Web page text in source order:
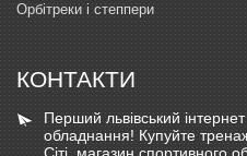
Орбітреки і степпери
КОНТАКТИ
Перший львівський
обладнання! Купуйте